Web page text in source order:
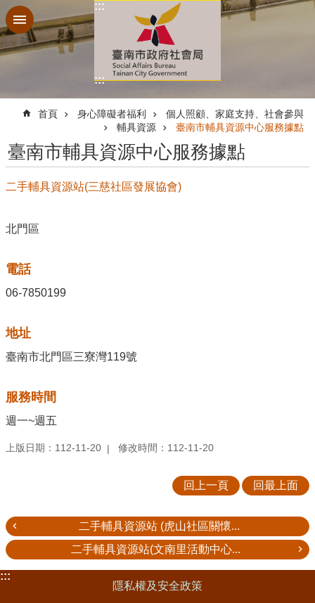
跳到主要內容區塊
:::
:::
首頁 身心障礙者福利
個人照顧、家庭支持、社會參與
輔具資源
臺南市輔具資源中心服務據點
臺南市輔具資源中心服務據點
二手輔具資源站(三慈社區發展協會)
北門區
電話
06-7850199
地址
臺南市北門區三寮灣119號
服務時間
週一~週五
上版日期：112-11-20 修改時間：112-11-20
回上一頁 回最上面
二手輔具資源站 (虎山社區關懷...
二手輔具資源站(文南里活動中心...
:::
隱私權及安全政策